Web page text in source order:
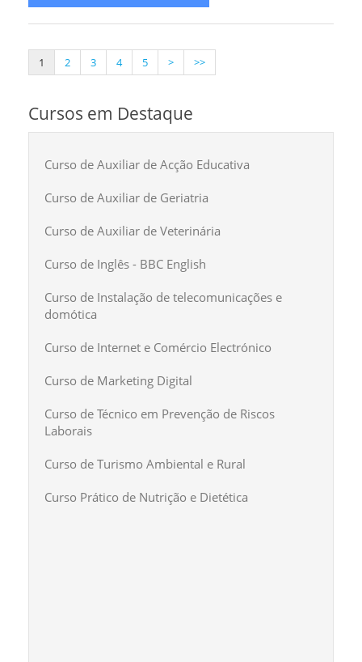
1 2 3 4 5 > >>
Cursos em Destaque
Curso de Auxiliar de Acção Educativa
Curso de Auxiliar de Geriatria
Curso de Auxiliar de Veterinária
Curso de Inglês - BBC English
Curso de Instalação de telecomunicações e
domótica
Curso de Internet e Comércio Electrónico
Curso de Marketing Digital
Curso de Técnico em Prevenção de Riscos
Laborais
Curso de Turismo Ambiental e Rural
Curso Prático de Nutrição e Dietética